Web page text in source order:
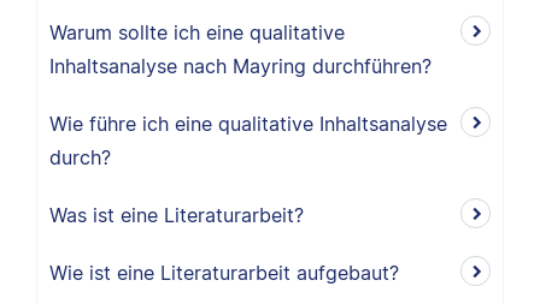
Warum sollte ich eine qualitative
Inhaltsanalyse nach Mayring durchführen?
Wie führe ich eine qualitative Inhaltsanalyse
durch?
Was ist eine Literaturarbeit?
Wie ist eine Literaturarbeit aufgebaut?